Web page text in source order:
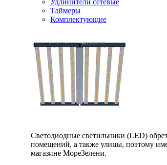
Удлинители сетевые
Таймеры
Комплектующие
Светодиодные светильники (LED)
помещений, а также улицы, поэтому
магазине МореЗелени.